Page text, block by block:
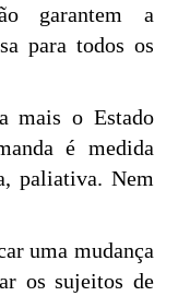
garantem a
para todos os
mais o Estado
é medida
paliativa. Nem
uma mudança
os sujeitos de